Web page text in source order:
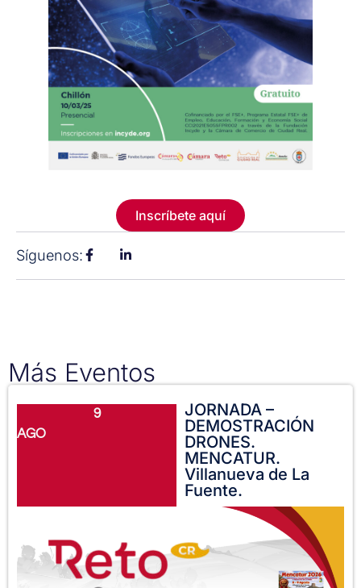
Inscríbete aquí
Síguenos:
Más Eventos
9
AGO
JORNADA –
DEMOSTRACIÓN
DRONES.
MENCATUR.
Villanueva de La
Fuente.